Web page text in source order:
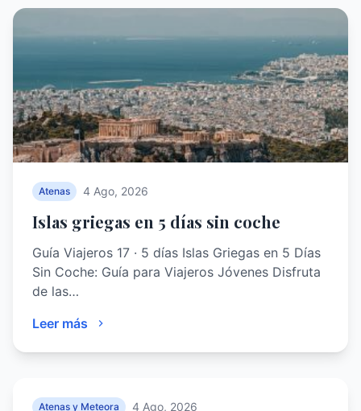
Atenas 4 Ago, 2026
Islas griegas en 5 días sin coche
Guía Viajeros 17 · 5 días Islas Griegas en 5 Días
Sin Coche: Guía para Viajeros Jóvenes Disfruta
de las…
Leer más
Atenas y Meteora 4 Ago, 2026